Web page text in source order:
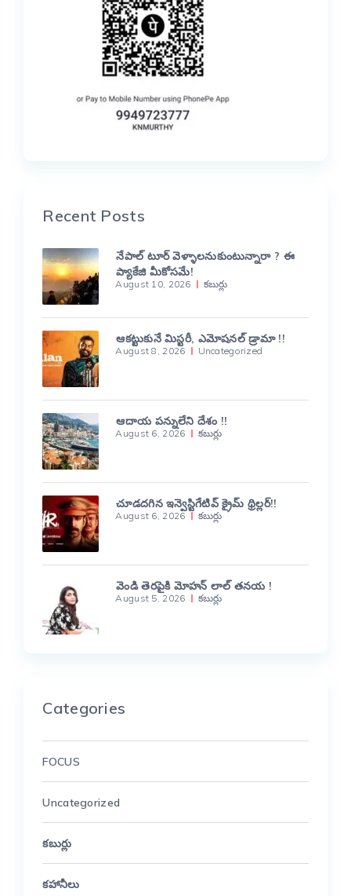
Recent Posts
నేపాల్ టూర్ వెళ్ళాలనుకుంటున్నారా ? ఈ
ప్యాకేజి మీకోసమే!
August 10, 2026 కబుర్లు
ఆకట్టుకునే మిస్టరీ, ఎమోషనల్ డ్రామా !!
August 8, 2026 Uncategorized
ఆదాయ పన్నులేని దేశం !!
August 6, 2026 కబుర్లు
చూడదగిన ఇన్వెస్టిగేటివ్ క్రైమ్ థ్రిల్లర్!!
August 6, 2026 కబుర్లు
వెండి తెరపైకి మోహన్ లాల్ తనయ !
August 5, 2026 కబుర్లు
Categories
FOCUS
Uncategorized
కబుర్లు
కహానీలు